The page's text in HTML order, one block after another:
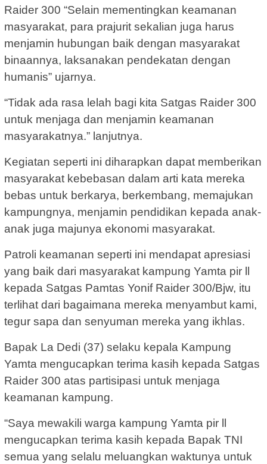
Raider 300 “Selain mementingkan keamanan
masyarakat, para prajurit sekalian juga harus
menjamin hubungan baik dengan masyarakat
binaannya, laksanakan pendekatan dengan
humanis” ujarnya.
“Tidak ada rasa lelah bagi kita Satgas Raider 300
untuk menjaga dan menjamin keamanan
masyarakatnya.” lanjutnya.
Kegiatan seperti ini diharapkan dapat memberikan
masyarakat kebebasan dalam arti kata mereka
bebas untuk berkarya, berkembang, memajukan
kampungnya, menjamin pendidikan kepada anak-
anak juga majunya ekonomi masyarakat.
Patroli keamanan seperti ini mendapat apresiasi
yang baik dari masyarakat kampung Yamta pir ll
kepada Satgas Pamtas Yonif Raider 300/Bjw, itu
terlihat dari bagaimana mereka menyambut kami,
tegur sapa dan senyuman mereka yang ikhlas.
Bapak La Dedi (37) selaku kepala Kampung
Yamta mengucapkan terima kasih kepada Satgas
Raider 300 atas partisipasi untuk menjaga
keamanan kampung.
“Saya mewakili warga kampung Yamta pir ll
mengucapkan terima kasih kepada Bapak TNI
semua yang selalu meluangkan waktunya untuk